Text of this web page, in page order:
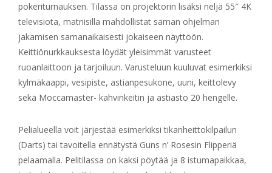
pokeriturnauksen. Tilassa on projektorin lisäksi neljä 55″ 4K
televisiota, matriisilla mahdollistat saman ohjelman
jakamisen samanaikaisesti jokaiseen näyttöön.
Keittiönurkkauksesta löydät yleisimmät varusteet
ruoanlaittoon ja tarjoiluun. Varusteluun kuuluvat esimerkiksi
kylmäkaappi, vesipiste, astianpesukone, uuni, keittolevy
sekä Moccamaster- kahvinkeitin ja astiasto 20 hengelle.
Pelialueella voit järjestää esimerkiksi tikanheittokilpailun
(Darts) tai tavoitella ennätystä Guns n’ Rosesin Flipperiä
pelaamalla. Pelitilassa on kaksi pöytää ja 8 istumapaikkaa,